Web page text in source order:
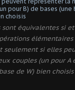
équivalentes si
seulement si elles
couples (un pour A
de W) bien choisis